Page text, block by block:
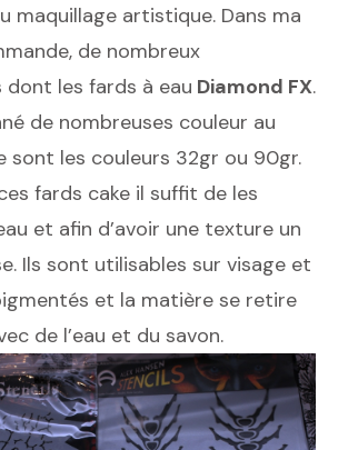
maquillage artistique. Dans ma
de nombreux
les fards à eau Diamond FX.
de nombreuses couleur au
sont les couleurs 32gr ou 90gr.
fards cake il suffit de les
et afin d’avoir une texture un
Ils sont utilisables sur visage et
et la matière se retire
de l’eau et du savon.